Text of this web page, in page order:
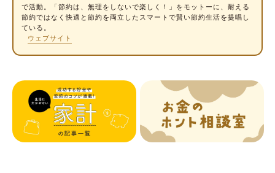
で活動。「節約は、無理をしないで楽しく！」をモットーに、耐える
節約ではなく快適と節約を両立したスマートで賢い節約生活を提唱し
ている。
ウェブサイト